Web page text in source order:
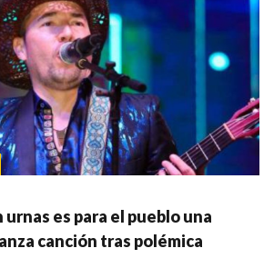
es para el pueblo una
canción tras polémica